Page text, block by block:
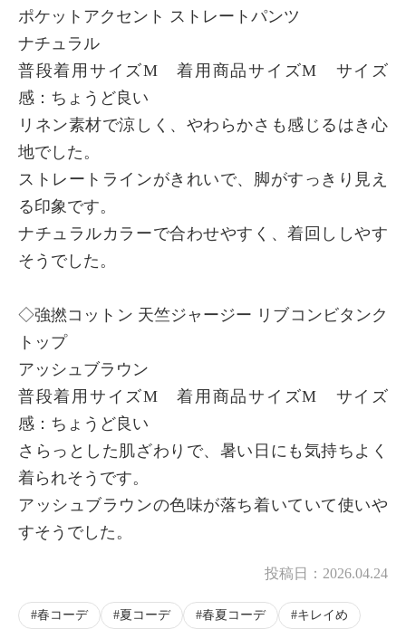
ポケットアクセント ストレートパンツ
ナチュラル
普段着用サイズM 着用商品サイズM サイズ
感：ちょうど良い
リネン素材で涼しく、やわらかさも感じるはき心
地でした。
ストレートラインがきれいで、脚がすっきり見え
る印象です。
ナチュラルカラーで合わせやすく、着回ししやす
そうでした。
◇強撚コットン 天竺ジャージー リブコンビタンク
トップ
アッシュブラウン
普段着用サイズM 着用商品サイズM サイズ
感：ちょうど良い
さらっとした肌ざわりで、暑い日にも気持ちよく
着られそうです。
アッシュブラウンの色味が落ち着いていて使いや
すそうでした。
投稿日： 2026.04.24
春コーデ 夏コーデ 春夏コーデ
キレイめ